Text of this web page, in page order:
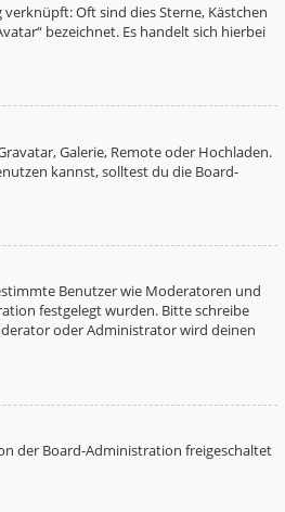
Oft sind dies Sterne, Kästchen
bezeichnet. Es handelt sich hierbei
Galerie, Remote oder Hochladen.
kannst, solltest du die Board-
Benutzer wie Moderatoren und
festgelegt wurden. Bitte schreibe
oder Administrator wird deinen
der Board-Administration freigeschaltet